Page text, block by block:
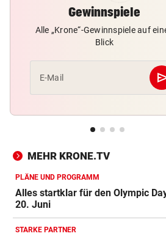
REKORDMONAT FÜR RETTER
Seit Wochen kein einziger
ohne Bergeinsatz
„KLARE MASSSTÄBE“
Benko-Villa als Luxushotel?
„KEIN VERTRAUEN MEHR“
Rücktritt auf
EMOTIONALE BEDEUTUNG
Corinna & Danilo ließen sich
Partnertattoo stechen
Gewinnspiele
Alle „Krone“-Gewinnspiele auf
Blick
E-Mail
MEHR KRONE.TV
PLÄNE UND PROGRAMM
Alles startklar für den Olympic
20. Juni
STARKE PARTNER